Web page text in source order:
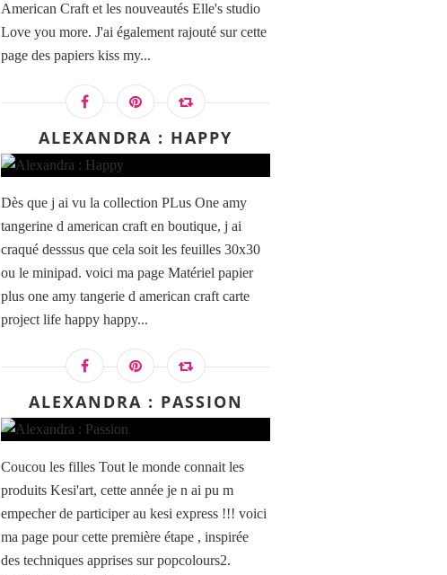
American Craft et les nouveautés Elle's studio
Love you more. J'ai également rajouté sur cette
page des papiers kiss my...
ALEXANDRA : HAPPY
Dès que j ai vu la collection PLus One amy
tangerine d american craft en boutique, j ai
craqué desssus que cela soit les feuilles 30x30
ou le minipad. voici ma page Matériel papier
plus one amy tangerie d american craft carte
project life happy happy...
ALEXANDRA : PASSION
Coucou les filles Tout le monde connait les
produits Kesi'art, cette année je n ai pu m
empecher de participer au kesi express !!! voici
ma page pour cette première étape , inspirée
des techniques apprises sur popcolours2.